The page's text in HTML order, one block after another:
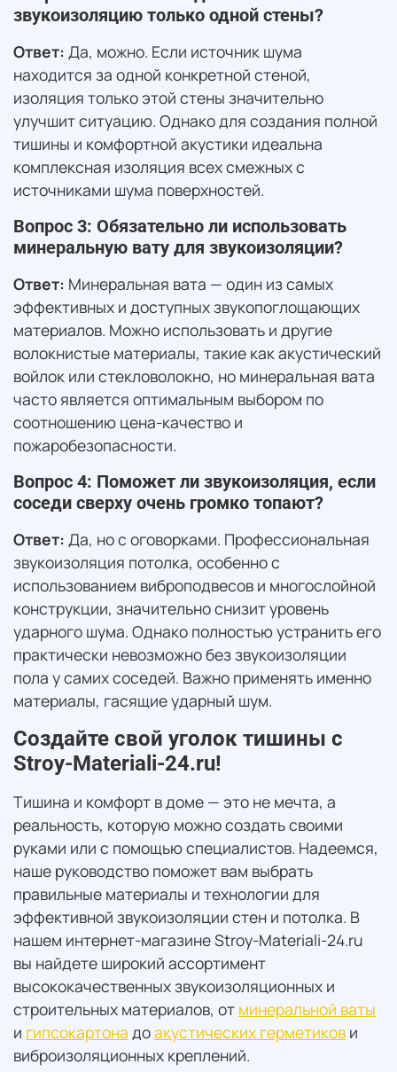
звукоизоляцию только одной стены?
Ответ: Да, можно. Если источник шума
находится за одной конкретной стеной,
изоляция только этой стены значительно
улучшит ситуацию. Однако для создания полной
тишины и комфортной акустики идеальна
комплексная изоляция всех смежных с
источниками шума поверхностей.
Вопрос 3: Обязательно ли использовать
минеральную вату для звукоизоляции?
Ответ: Минеральная вата — один из самых
эффективных и доступных звукопоглощающих
материалов. Можно использовать и другие
волокнистые материалы, такие как акустический
войлок или стекловолокно, но минеральная вата
часто является оптимальным выбором по
соотношению цена-качество и
пожаробезопасности.
Вопрос 4: Поможет ли звукоизоляция, если
соседи сверху очень громко топают?
Ответ: Да, но с оговорками. Профессиональная
звукоизоляция потолка, особенно с
использованием виброподвесов и многослойной
конструкции, значительно снизит уровень
ударного шума. Однако полностью устранить его
практически невозможно без звукоизоляции
пола у самих соседей. Важно применять именно
материалы, гасящие ударный шум.
Создайте свой уголок тишины с
Stroy-Materiali-24.ru!
Тишина и комфорт в доме — это не мечта, а
реальность, которую можно создать своими
руками или с помощью специалистов. Надеемся,
наше руководство поможет вам выбрать
правильные материалы и технологии для
эффективной звукоизоляции стен и потолка. В
нашем интернет-магазине Stroy-Materiali-24.ru
вы найдете широкий ассортимент
высококачественных звукоизоляционных и
строительных материалов, от минеральной ваты
и гипсокартона доакустических герметиков и
виброизоляционных креплений.